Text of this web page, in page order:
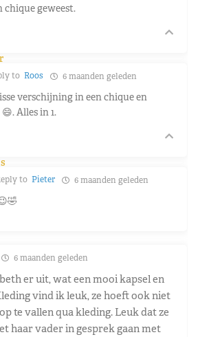
geweest.
to Roos 6 maanden geleden
verschijning in een chique en
Alles in 1.
to Pieter 6 maanden geleden
6 maanden geleden
er uit, wat een mooi kapsel en
vind ik leuk, ze hoeft ook niet
te vallen qua kleding. Leuk dat ze
haar vader in gesprek gaan met